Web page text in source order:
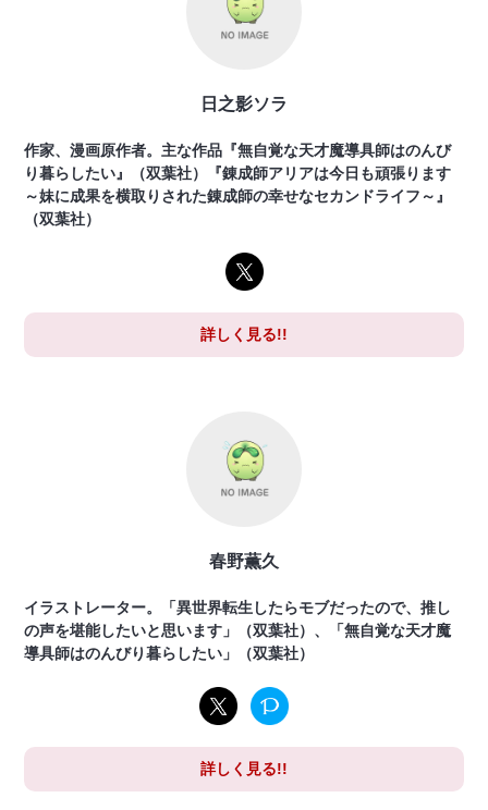
日之影ソラ
作家、漫画原作者。主な作品『無自覚な天才魔導具師はのんび
り暮らしたい』（双葉社）『錬成師アリアは今日も頑張ります
～妹に成果を横取りされた錬成師の幸せなセカンドライフ～』
（双葉社）
詳しく見る!!
春野薫久
イラストレーター。「異世界転生したらモブだったので、推し
の声を堪能したいと思います」（双葉社）、「無自覚な天才魔
導具師はのんびり暮らしたい」（双葉社）
詳しく見る!!